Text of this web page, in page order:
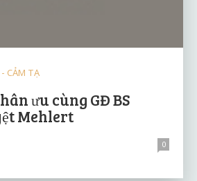
CẢM TẠ
ưu cùng GĐ BS
Mehlert
0